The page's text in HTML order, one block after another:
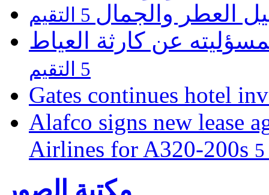
العطر والجمال
عن كارثة العياط
5 التقيم
Gates continues hotel
Alafco signs new lease
Airlines for A320-200s